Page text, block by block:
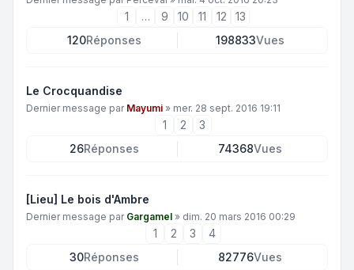
1 … 9 10 11 12
13
120Réponses 198833Vues
Le Crocquandise
Dernier message par Mayumi » mer. 28 sept. 2016 19:11
1 2
3
26Réponses 74368Vues
[Lieu] Le bois d'Ambre
Dernier message par Gargamel » dim. 20 mars 2016 00:29
1 2 3
4
30Réponses 82776Vues